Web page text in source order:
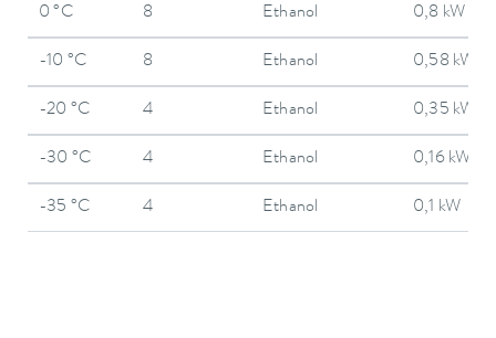
0 °C 8 Ethanol 0,8 kW
-10 °C 8 Ethanol 0,58 kW
-20 °C 4 Ethanol 0,35 kW
-30 °C 4 Ethanol 0,16 kW
-35 °C 4 Ethanol 0,1 kW